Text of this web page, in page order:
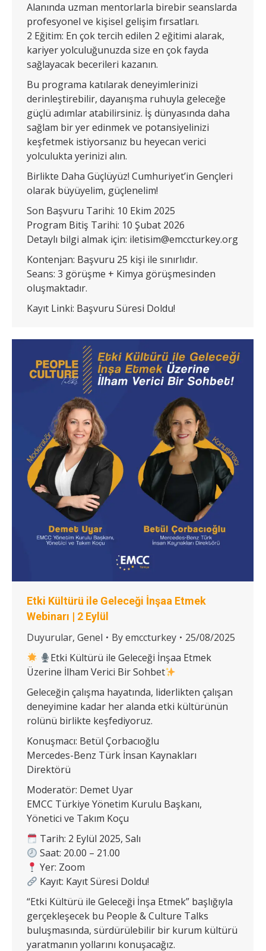
Alanında uzman mentorlarla birebir seanslarda
profesyonel ve kişisel gelişim fırsatları.
2 Eğitim: En çok tercih edilen 2 eğitimi alarak,
kariyer yolculuğunuzda size en çok fayda
sağlayacak becerileri kazanın.
Bu programa katılarak deneyimlerinizi
derinleştirebilir, dayanışma ruhuyla geleceğe
güçlü adımlar atabilirsiniz. İş dünyasında daha
sağlam bir yer edinmek ve potansiyelinizi
keşfetmek istiyorsanız bu heyecan verici
yolculukta yerinizi alın.
Birlikte Daha Güçlüyüz! Cumhuriyet’in Gençleri
olarak büyüyelim, güçlenelim!
Son Başvuru Tarihi: 10 Ekim 2025
Program Bitiş Tarihi: 10 Şubat 2026
Detaylı bilgi almak için: iletisim@emccturkey.org
Kontenjan: Başvuru 25 kişi ile sınırlıdır.
Seans: 3 görüşme + Kimya görüşmesinden
oluşmaktadır.
Kayıt Linki: Başvuru Süresi Doldu!
Etki Kültürü ile Geleceği İnşaa Etmek
Webinarı | 2 Eylül
Duyurular, Genel Byemccturkey
25/08/2025
Etki Kültürü ile Geleceği İnşaa Etmek
Üzerine İlham Verici Bir Sohbet
Geleceğin çalışma hayatında, liderlikten çalışan
deneyimine kadar her alanda etki kültürünün
rolünü birlikte keşfediyoruz.
Konuşmacı: Betül Çorbacıoğlu
Mercedes-Benz Türk İnsan Kaynakları
Direktörü
Moderatör: Demet Uyar
EMCC Türkiye Yönetim Kurulu Başkanı,
Yönetici ve Takım Koçu
Tarih: 2 Eylül 2025, Salı
Saat: 20.00 – 21.00
Yer: Zoom
Kayıt: Kayıt Süresi Doldu!
“Etki Kültürü ile Geleceği İnşa Etmek” başlığıyla
gerçekleşecek bu People & Culture Talks
buluşmasında, sürdürülebilir bir kurum kültürü
yaratmanın yollarını konuşacağız.